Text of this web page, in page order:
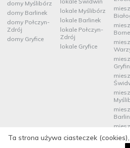
domy Myślibórz
domy Barlinek
domy Połczyn-
Zdrój
domy Gryfice
lokale Myślibórz
lokale Barlinek
lokale Połczyn-
Zdrój
lokale Gryfice
Ta strona używa ciasteczek